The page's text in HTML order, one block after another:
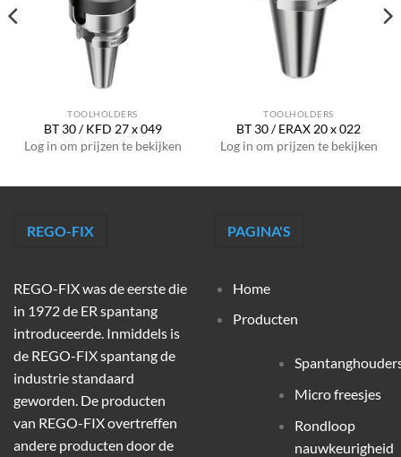
TOOLHOLDERS
BT 30 / KFD 27 x 049
Log in om prijzen te bekijken
TOOLHOLDERS
BT 30 / ERAX 20 x 022
Log in om prijzen te bekijken
REGO-FIX
REGO-FIX was de eerste die
in 1972 de ER spantang
introduceerde. Inmiddels is
de REGO-FIX spantang de
industrie standaard
geworden. De producten
van REGO-FIX overtreffen
andere producten door de
PAGINA'S
Home
Producten
Micro freesjes
Rondloop
nauwkeurigheid